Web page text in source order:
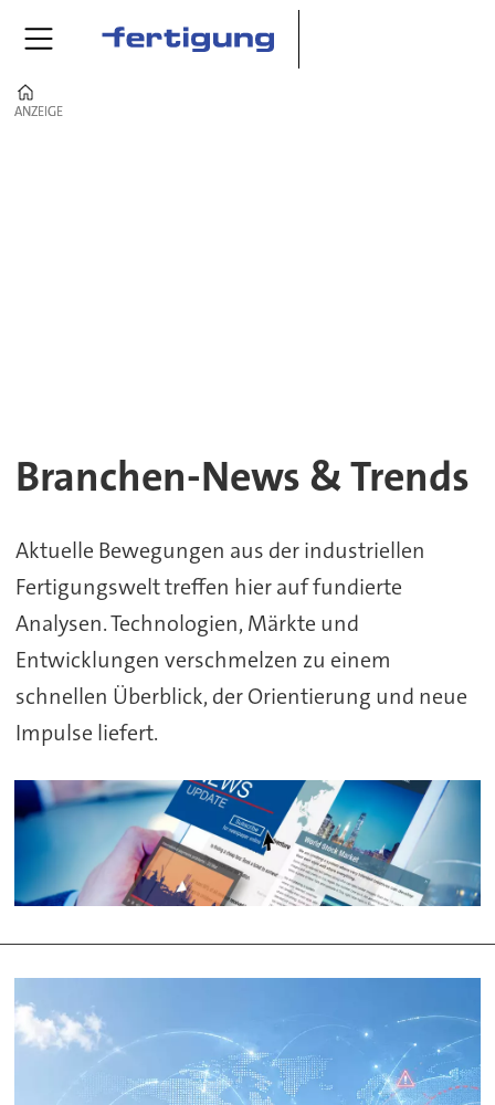
ANZEIGE
ANZEIGE
Branchen-News & Trends
Aktuelle Bewegungen aus der industriellen
Fertigungswelt treffen hier auf fundierte
Analysen. Technologien, Märkte und
Entwicklungen verschmelzen zu einem
schnellen Überblick, der Orientierung und neue
Impulse liefert.